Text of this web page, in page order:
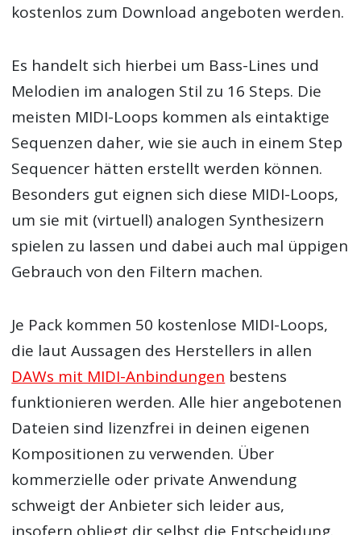
kostenlos zum Download angeboten werden.
Es handelt sich hierbei um Bass-Lines und
Melodien im analogen Stil zu 16 Steps. Die
meisten MIDI-Loops kommen als eintaktige
Sequenzen daher, wie sie auch in einem Step
Sequencer hätten erstellt werden können.
Besonders gut eignen sich diese MIDI-Loops,
um sie mit (virtuell) analogen Synthesizern
spielen zu lassen und dabei auch mal üppigen
Gebrauch von den Filtern machen.
Je Pack kommen 50 kostenlose MIDI-Loops,
die laut Aussagen des Herstellers in allen
DAWs mit MIDI-Anbindungen bestens
funktionieren werden. Alle hier angebotenen
Dateien sind lizenzfrei in deinen eigenen
Kompositionen zu verwenden. Über
kommerzielle oder private Anwendung
schweigt der Anbieter sich leider aus,